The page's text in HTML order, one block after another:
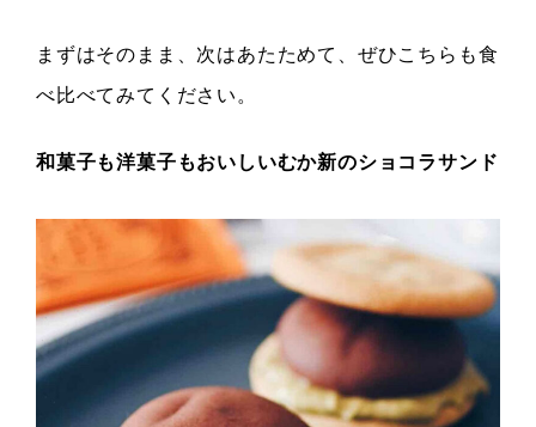
まずはそのまま、次はあたためて、ぜひこちらも食
べ比べてみてください。
和菓子も洋菓子もおいしいむか新のショコラサンド